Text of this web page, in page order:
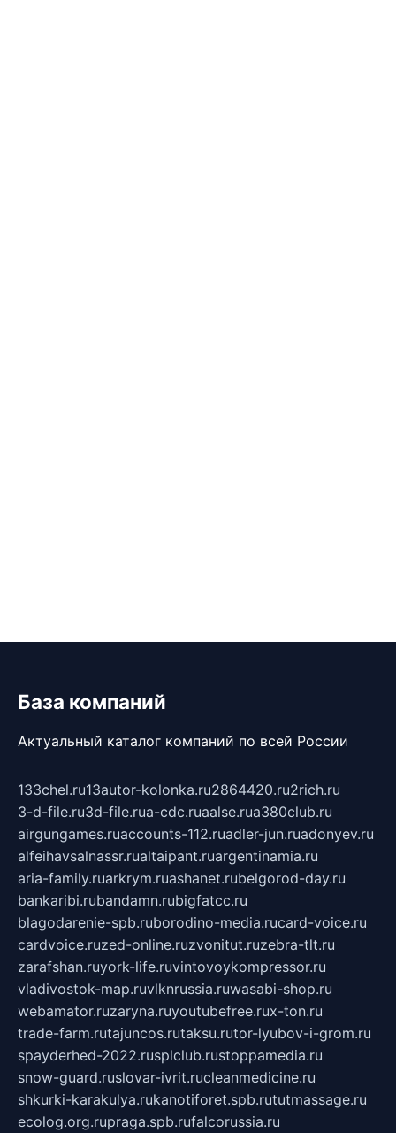
База компаний
Актуальный каталог компаний по всей России
133chel.ru13autor-kolonka.ru2864420.ru2rich.ru
3-d-file.ru3d-file.rua-cdc.ruaalse.rua380club.ru
airgungames.ruaccounts-112.ruadler-jun.ruadonyev.ru
alfeihavsalnassr.rualtaipant.ruargentinamia.ru
aria-family.ruarkrym.ruashanet.rubelgorod-day.ru
bankaribi.rubandamn.rubigfatcc.ru
blagodarenie-spb.ruborodino-media.rucard-voice.ru
cardvoice.ruzed-online.ruzvonitut.ruzebra-tlt.ru
zarafshan.ruyork-life.ruvintovoykompressor.ru
vladivostok-map.ruvlknrussia.ruwasabi-shop.ru
webamator.ruzaryna.ruyoutubefree.rux-ton.ru
trade-farm.rutajuncos.rutaksu.rutor-lyubov-i-grom.ru
spayderhed-2022.rusplclub.rustoppamedia.ru
snow-guard.ruslovar-ivrit.rucleanmedicine.ru
shkurki-karakulya.rukanotiforet.spb.rututmassage.ru
ecolog.org.rupraga.spb.rufalcorussia.ru